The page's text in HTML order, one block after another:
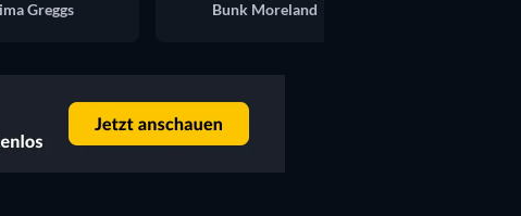
Greggs
Bunk Moreland